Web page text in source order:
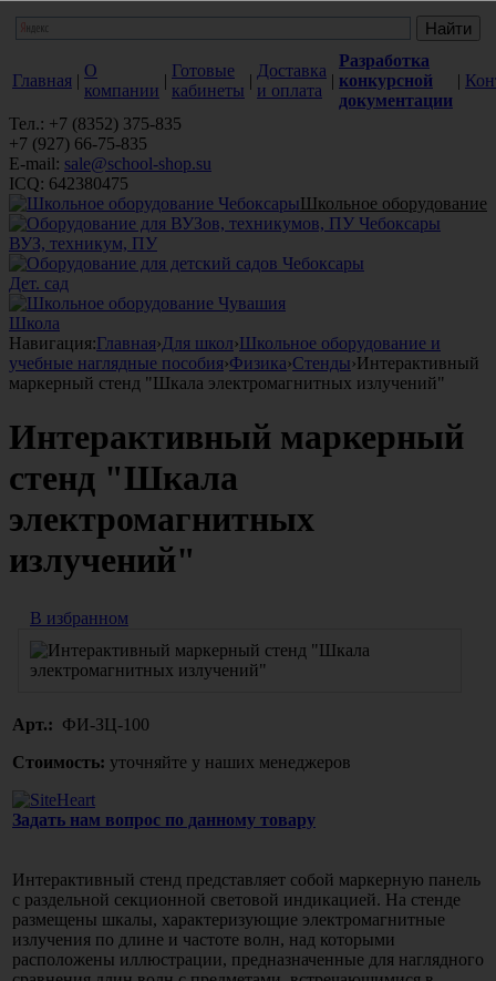
Главная |
О
компании
|
Готовые
кабинеты
|
Доставка
и оплата
|
Разработка
конкурсной
документации
|
Тел.: +7 (8352) 375-835
+7 (927) 66-75-835
E-mail: sale@school-shop.su
ICQ: 642380475
Школьное оборудование
ВУЗ, техникум, ПУ
Дет. сад
Школа
Навигация:Главная›Для школ›Школьное оборудование и
учебные наглядные пособия›Физика›Стенды›Интерактивный
маркерный стенд "Шкала электромагнитных излучений"
Интерактивный маркерный
стенд "Шкала
электромагнитных
излучений"
В избранном
Арт.: ФИ-ЗЦ-100
Стоимость: уточняйте у наших менеджеров
Задать нам вопрос по данному товару
Интерактивный стенд представляет собой маркерную панель
с раздельной секционной световой индикацией. На стенде
размещены шкалы, характеризующие электромагнитные
излучения по длине и частоте волн, над которыми
расположены иллюстрации, предназначенные для наглядного